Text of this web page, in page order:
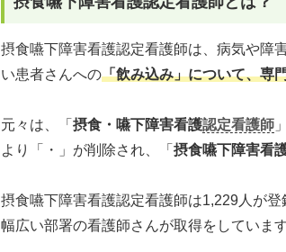
摂食嚥下障害看護認定看護師は、病気や障
い患者さんへの「飲み込み」について、専
元々は、「 摂食・嚥下障害看護認定看護師
より「・」が削除され、「 摂食嚥下障害看
摂食嚥下障害看護認定看護師は1,229人が
幅広い部署の看護師さんが取得をしています